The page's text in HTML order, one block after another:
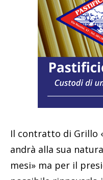
Il contratto di Grillo
andrà alla sua
mesi» ma per il